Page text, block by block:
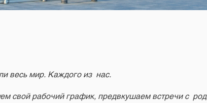
весь мир. Каждого из нас.
свой рабочий график, предвкушаем встречи с